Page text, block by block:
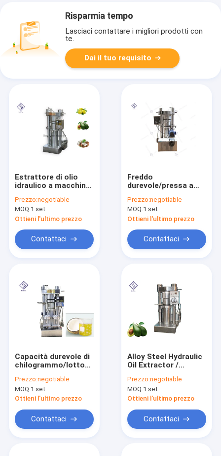
Risparmia tempo
Lasciaci contattare i migliori prodotti con
te.
Dai il tuo requisito
Estrattore di olio
idraulico a macchina
dell&#39;espulsore
dell&#39;olio della
pressa a freddo della
colonna per
l&#39;avocado
Prezzo:negotiable
MOQ:1 set
Ottieni l'ultimo prezzo
Contattaci
Freddo
durevole/pressa a
della stampa dell'olio
di sesamo
dell'estrattore
dell'olio idraulico
Prezzo:negotiable
MOQ:1 set
Ottieni l'ultimo prezzo
Contattaci
Capacità durevole di
chilogrammo/lotto
dell'olio idraulico
della macchina della
stampa dell'olio di
prestazione
Prezzo:negotiable
MOQ:1 set
Ottieni l'ultimo prezzo
Contattaci
Alloy Steel Hydraulic
Oil Extractor /
Device 6YY-230A
Model
Prezzo:negotiable
MOQ:1 set
Ottieni l'ultimo prezzo
Contattaci